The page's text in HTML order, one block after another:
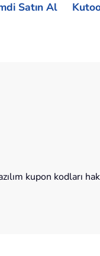
Satın Al
kupon kodları